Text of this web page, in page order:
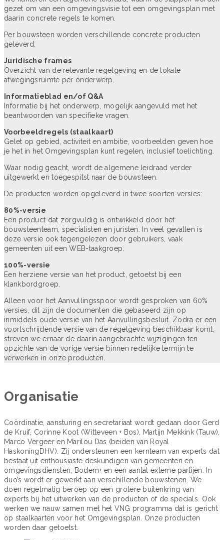
gezet om van een omgevingsvisie tot een omgevingsplan met
daarin concrete regels te komen.
Per bouwsteen worden verschillende concrete producten
geleverd:
Juridische frames
Overzicht van de relevante regelgeving en de lokale
afwegingsruimte per onderwerp.
Informatieblad en/of Q&A
Informatie bij het onderwerp, mogelijk aangevuld met het
beantwoorden van specifieke vragen.
Voorbeeldregels (staalkaart)
Gelet op gebied, activiteit en ambitie, voorbeelden geven hoe
je het in het Omgevingsplan kunt regelen, inclusief toelichting.
Waar nodig geacht, wordt de algemene leidraad verder
uitgewerkt en toegespitst naar de bouwsteen.
De producten worden opgeleverd in twee soorten versies:
80%-versie
Een product dat zorgvuldig is ontwikkeld door het
bouwsteenteam, specialisten en juristen. In veel gevallen is
deze versie ook tegengelezen door gebruikers, vaak
gemeenten uit een WEB-taakgroep.
100%-versie
Een herziene versie van het product, getoetst bij een
klankbordgroep.
Alleen voor het Aanvullingsspoor wordt gesproken van 60%
versies, dit zijn de documenten die gebaseerd zijn op
inmiddels oude versie van het Aanvullingsbesluit. Zodra er een
voortschrijdende versie van de regelgeving beschikbaar komt,
streven we ernaar de daarin aangebrachte wijzigingen ten
opzichte van de vorige versie binnen redelijke termijn te
verwerken in onze producten.
Organisatie
Coördinatie, aansturing en secretariaat wordt gedaan door Gerd
de Kruif, Corinne Koot (Witteveen + Bos), Martijn Mekkink (Tauw),
Marco Vergeer en Marilou Das (beiden van Royal
HaskoningDHV). Zij ondersteunen een kernteam van experts dat
bestaat uit enthousiaste deskundigen van gemeenten en
omgevingsdiensten, Bodem+ en een aantal externe partijen. In
duo’s wordt er gewerkt aan verschillende bouwstenen. We
doen regelmatig beroep op een grotere buitenkring van
experts bij het uitwerken van de producten of de specials. Ook
werken we nauw samen met het VNG programma dat is gericht
op staalkaarten voor het Omgevingsplan. Onze producten
worden daar getoetst.